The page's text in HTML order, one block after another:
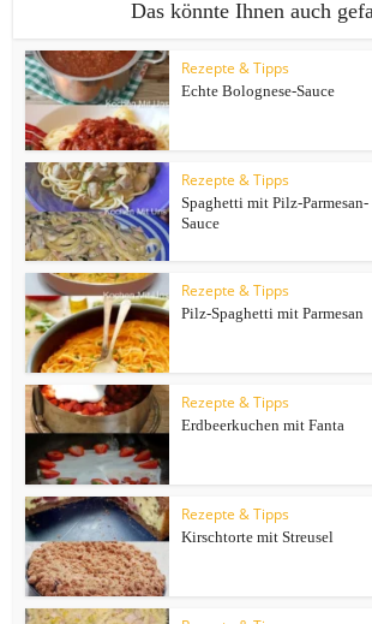
Das könnte Ihnen auch
Rezepte & Tipps
Echte Bolognese-Sauce
Rezepte & Tipps
Spaghetti mit Pilz-Parmesan-
Sauce
Rezepte & Tipps
Pilz-Spaghetti mit Parmesan
Rezepte & Tipps
Erdbeerkuchen mit Fanta
Rezepte & Tipps
Kirschtorte mit Streusel